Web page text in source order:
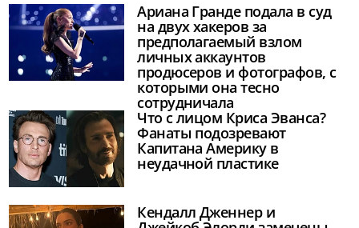
Ариана Гранде подала в суд
на двух хакеров за
предполагаемый взлом
личных аккаунтов
продюсеров и фотографов, с
которыми она тесно
сотрудничала
Что с лицом Криса Эванса?
Фанаты подозревают
Капитана Америку в
неудачной пластике
Кендалл Дженнер и